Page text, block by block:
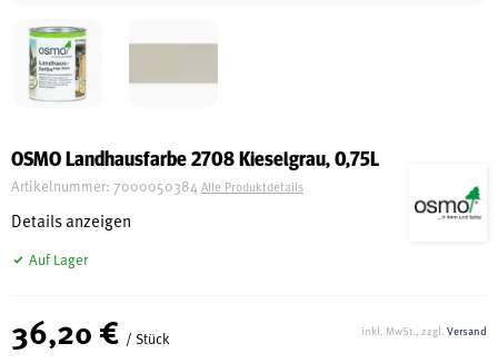
Shop
Ausstellung
Kataloge
OSMO Landhausfarbe 2708 Kieselgrau, 0,75L
Artikelnummer: 7000050384 Alle Produktdetails
Details anzeigen
Auf Lager
36,20 € / Stück inkl. MwSt., zzgl. Versand